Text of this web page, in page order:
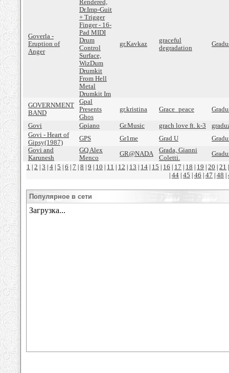
Goverla -
Eruption of
Anger
Rendered,
Dr.Imp-Guit
+ Trigger
Finger - 16-
Pad MIDI
Drum
Control
Surface,
WizDum
Drumkit
From Hell
Metal
Drumkit Im
gr.Kavkaz
graceful
degradation
GOVERNMENT
BAND
Gpal
Presents
Ghos
gr.kristina Grace_peace
Govi Gpiano Gr.Music grach love ft. k-3
Govi - Heart of
Gipsy(1987)
GPS Gr1me Grad U
Govi and
Karunesh
GQ Alex
Menco
GR@NADA
Grada, Gianni
Coletti.
1 2 3 4 5 6 7 8 9 10 11 12 13 14 15 16 17 18 19 20 21
44 45 46 47 48
Популярное в сети